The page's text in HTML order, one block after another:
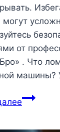
могут
от
. Что
машины?
Как